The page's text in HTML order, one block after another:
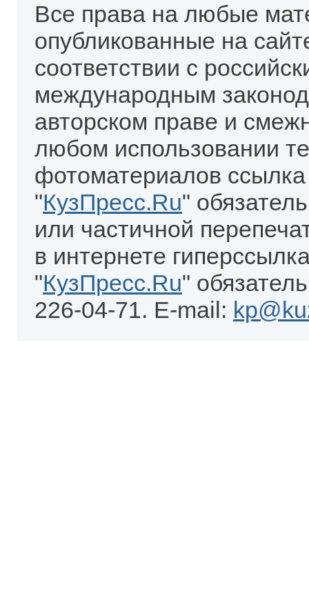
Все права на любые
опубликованные на
соответствии с
международным
авторском праве и
любом использовании
фотоматериалов
"КузПресс.Ru"
или частичной
в интернете
"КузПресс.Ru"
226-04-71. E-mail: